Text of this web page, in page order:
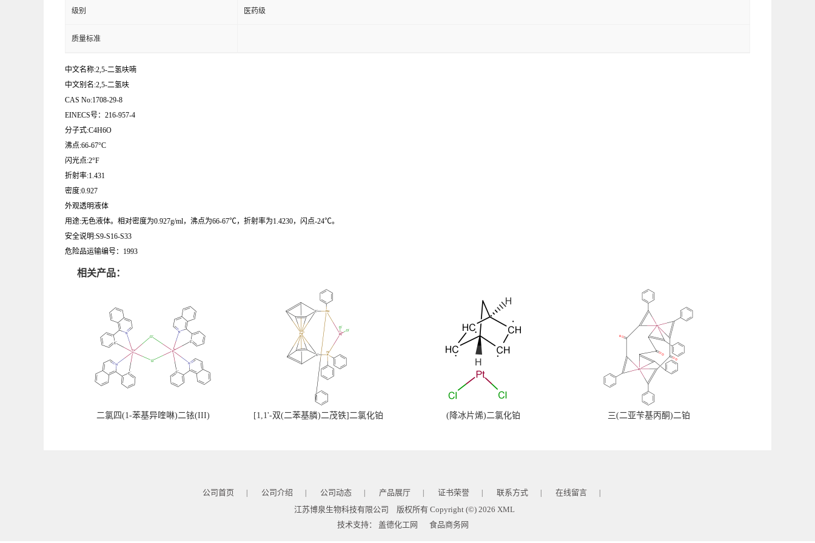
级别 医药级
质量标准
中文名称:2,5-二氢呋喃
中文别名:2,5-二氢呋
CAS No:1708-29-8
EINECS号：216-957-4
分子式:C4H6O
沸点:66-67°C
闪光点:2°F
折射率:1.431
密度:0.927
外观透明液体
用途:无色液体。相对密度为0.927g/ml，沸点为66-67℃，折射率为1.4230，闪点-24℃。
安全说明:S9-S16-S33
危险品运输编号：1993
相关产品：
二氯四(1-苯基异喹啉)二铱(III) [1,1'-双(二苯基膦)二茂铁]二氯化铂 (降冰片烯)二氯化铂 三(二亚苄基丙酮)二铂
公司首页 公司介绍 公司动态 产品展厅 证书荣誉 联系方式 在线留言
江苏博泉生物科技有限公司 版权所有 Copyright (©) 2026 XML
技术支持： 盖德化工网 食品商务网